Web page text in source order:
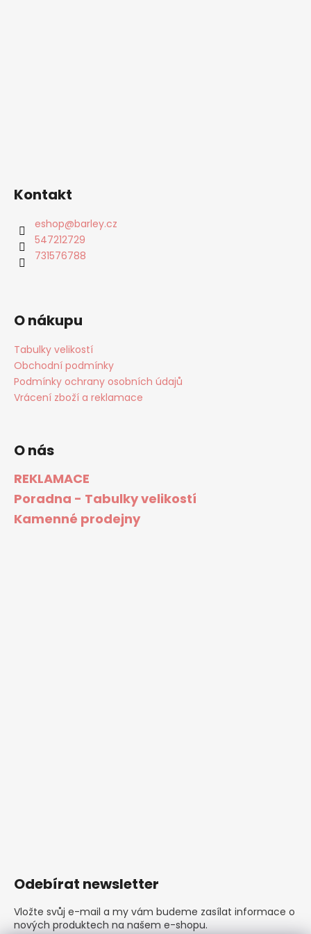
Kontakt
eshop@barley.cz
547212729
731576788
O nákupu
Tabulky velikostí
Obchodní podmínky
Podmínky ochrany osobních údajů
Vrácení zboží a reklamace
O nás
REKLAMACE
Poradna - Tabulky velikostí
Kamenné prodejny
Odebírat newsletter
Vložte svůj e-mail a my vám budeme zasílat informace o
nových produktech na našem e-shopu.